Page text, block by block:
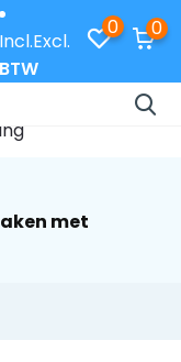
Incl.Excl.
BTW
0 0
met